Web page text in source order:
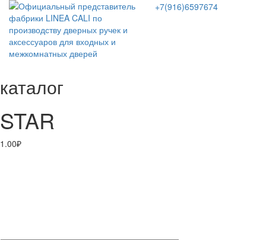
+7(916)6597674
каталог
STAR
1.00₽